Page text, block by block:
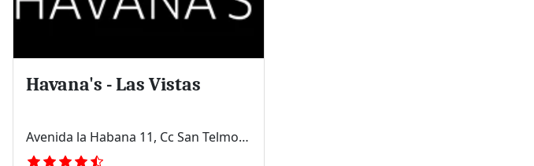
Havana's - Las Vistas
Avenida la Habana 11, Cc San Telmo 19c, 38650 Los Cristianos, Santa Cruz de Tenerife